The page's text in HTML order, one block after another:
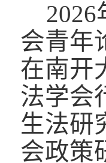
会青年
在南开
法学会
生法研
会政策